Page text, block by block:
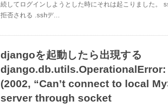
続してログインしようとした時にそれは起こりました。
拒否される .sshデ…
djangoを起動したら出現する
django.db.utils.OperationalError:
(2002, “Can’t connect to local
server through socket